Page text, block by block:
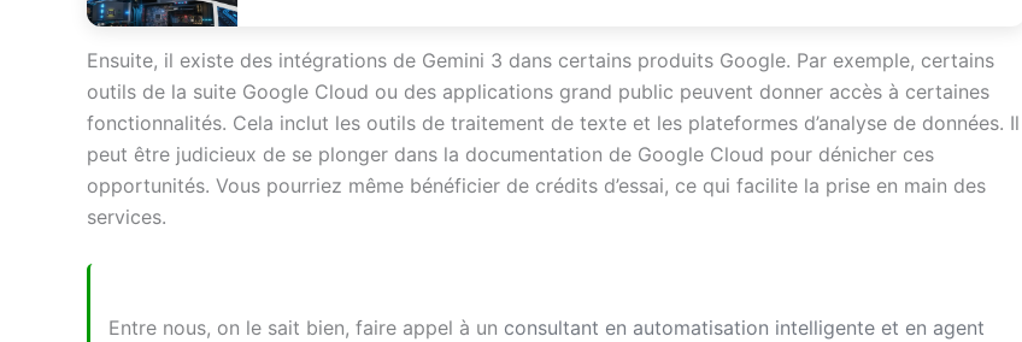
Ensuite, il existe des intégrations de Gemini 3 dans certains produits Google. Par exemple, certains
outils de la suite Google Cloud ou des applications grand public peuvent donner accès à certaines
fonctionnalités. Cela inclut les outils de traitement de texte et les plateformes d’analyse de données. Il
peut être judicieux de se plonger dans la documentation de Google Cloud pour dénicher ces
opportunités. Vous pourriez même bénéficier de crédits d’essai, ce qui facilite la prise en main des
services.
Entre nous, on le sait bien, faire appel à un consultant en automatisation intelligente et en agent